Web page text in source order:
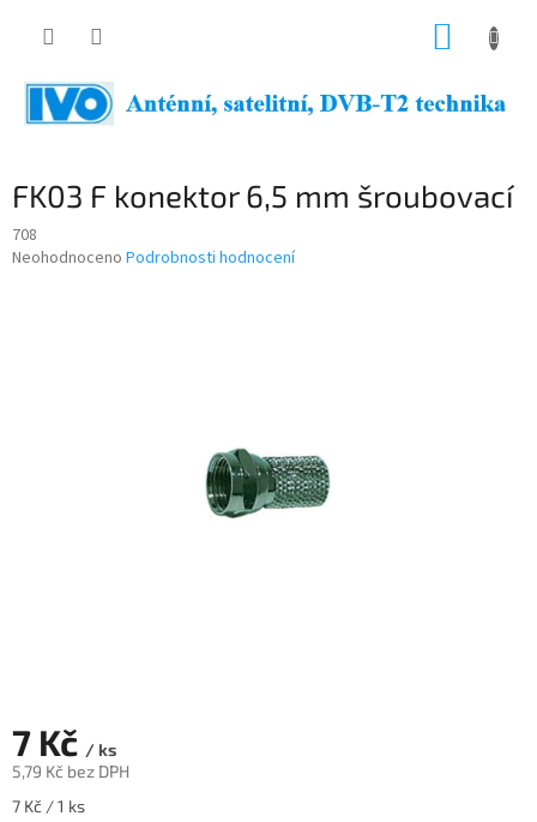
FK03 F konektor 6,5 mm šroubovací
708
Průměrné
Neohodnoceno Podrobnosti hodnocení
7 Kč / ks
5,79 Kč bez DPH
Měrná
7 Kč / 1 ks